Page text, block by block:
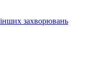
інших захворювань